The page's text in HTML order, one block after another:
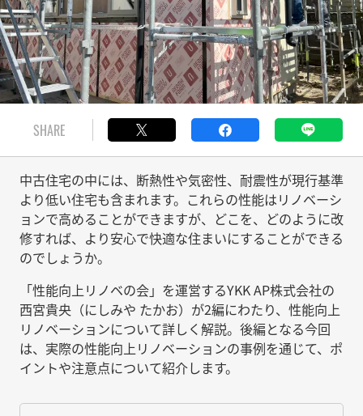
SHARE
中古住宅の中には、断熱性や気密性、耐震性が現行基準
より低い住宅も含まれます。これらの性能はリノベーシ
ョンで高めることができますが、どこを、どのように改
修すれば、より安心で快適な住まいにすることができる
のでしょうか。
「性能向上リノベの会」を運営するYKK AP株式会社の
西宮貴央（にしみや たかお）が2編にわたり、性能向上
リノベーションについて詳しく解説。後編となる今回
は、実際の性能向上リノベーションの事例を通じて、ポ
イントや注意点について紹介します。